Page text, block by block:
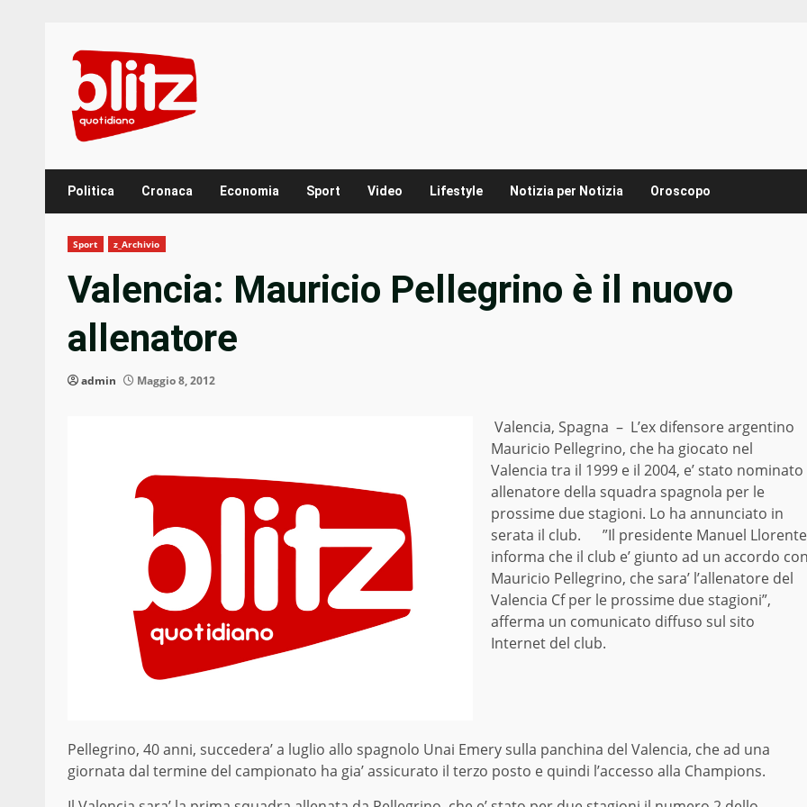
content
Politica Cronaca Economia Sport Video Lifestyle Notizia per Notizia Oroscopo
Sport z_Archivio
Valencia: Mauricio Pellegrino è il nuovo
allenatore
admin Maggio 8, 2012
Valencia, Spagna – L’ex difensore argentino
Mauricio Pellegrino, che ha giocato nel
Valencia tra il 1999 e il 2004, e’ stato nominato
allenatore della squadra spagnola per le
prossime due stagioni. Lo ha annunciato in
serata il club. ”Il presidente Manuel Llorente
informa che il club e’ giunto ad un accordo
Mauricio Pellegrino, che sara’ l’allenatore del
Valencia Cf per le prossime due stagioni”,
afferma un comunicato diffuso sul sito
Internet del club.
Pellegrino, 40 anni, succedera’ a luglio allo spagnolo Unai Emery sulla panchina del Valencia, che ad una
giornata dal termine del campionato ha gia’ assicurato il terzo posto e quindi l’accesso alla Champions.